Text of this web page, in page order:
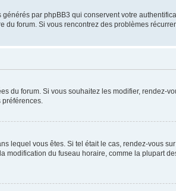
par phpBB3 qui conservent votre
forum. Si vous rencontrez des problèmes
du forum. Si vous souhaitez les modifier, rendez-
lequel vous êtes. Si tel était le cas, rendez-vous
du fuseau horaire, comme la plupart